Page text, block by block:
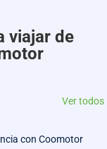
viajar de
Ver todos
con Coomotor